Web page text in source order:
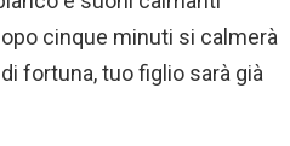
cinque minuti si calmerà
fortuna, tuo figlio sarà già